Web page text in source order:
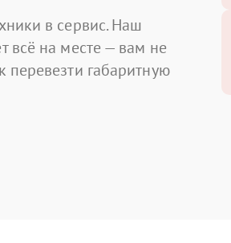
в сервис. Наш
всё на месте — вам не
перевезти габаритную